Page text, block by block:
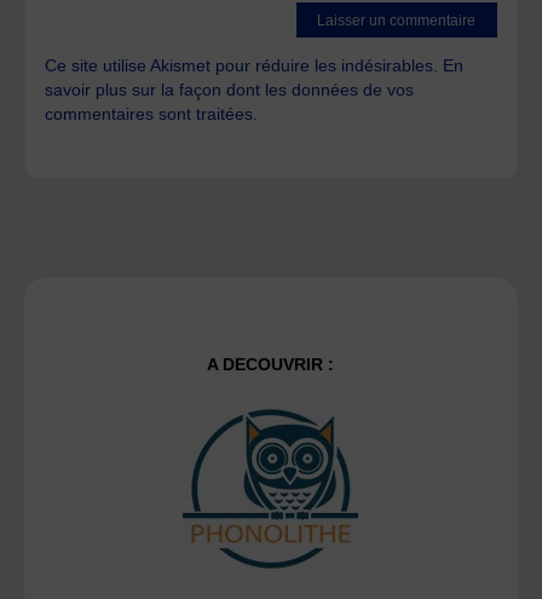
Ce site utilise Akismet pour réduire les indésirables. En
savoir plus sur la façon dont les données de vos
commentaires sont traitées.
A DECOUVRIR :